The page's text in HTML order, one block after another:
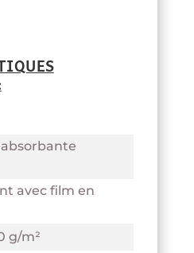
avec film en
g/m²